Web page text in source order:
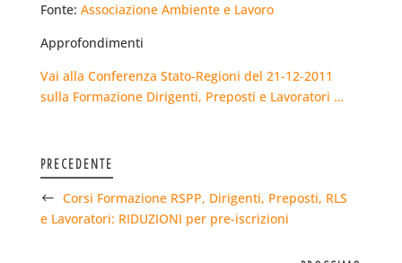
Fonte: Associazione Ambiente e Lavoro
Approfondimenti
Vai alla Conferenza Stato-Regioni del 21-12-2011
sulla Formazione Dirigenti, Preposti e Lavoratori …
PRECEDENTE
Corsi Formazione RSPP, Dirigenti, Preposti, RLS
e Lavoratori: RIDUZIONI per pre-iscrizioni